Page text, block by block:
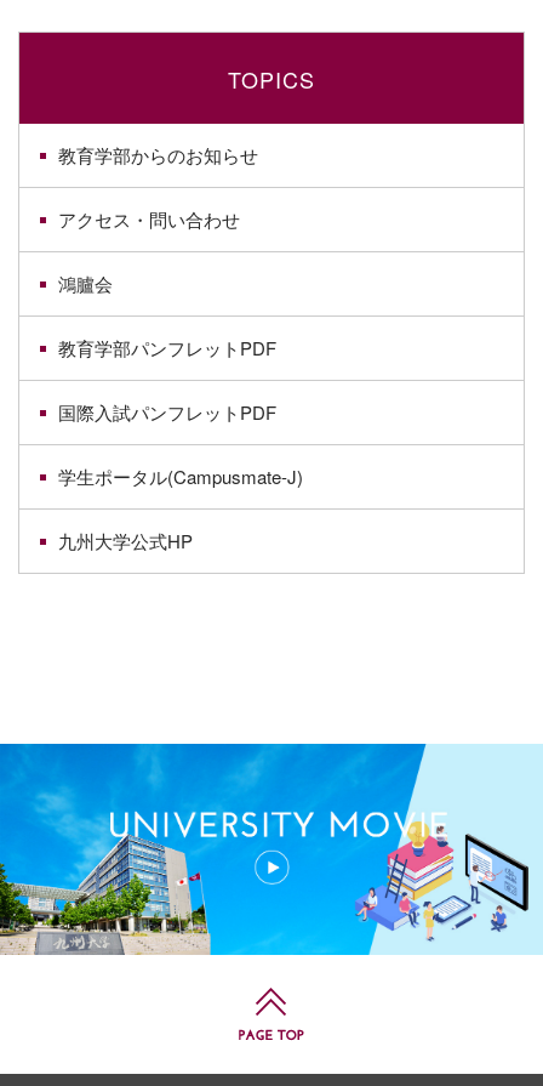
TOPICS
教育学部からのお知らせ
アクセス・問い合わせ
鴻臚会
教育学部パンフレットPDF
国際入試パンフレットPDF
学生ポータル(Campusmate-J)
九州大学公式HP